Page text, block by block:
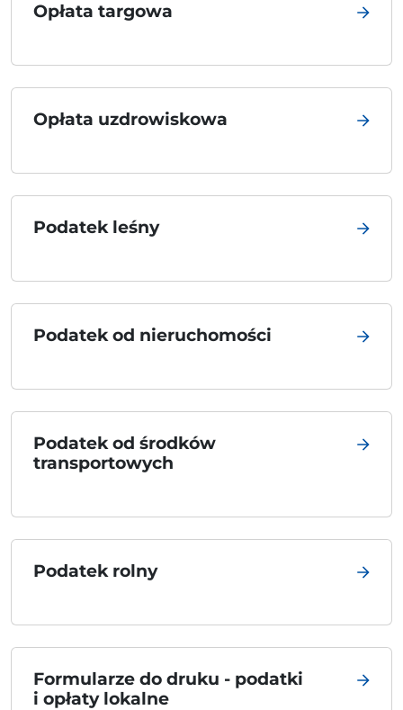
Opłata targowa
Opłata uzdrowiskowa
Podatek leśny
Podatek od nieruchomości
Podatek od środków
transportowych
Podatek rolny
Formularze do druku - podatki
i opłaty lokalne